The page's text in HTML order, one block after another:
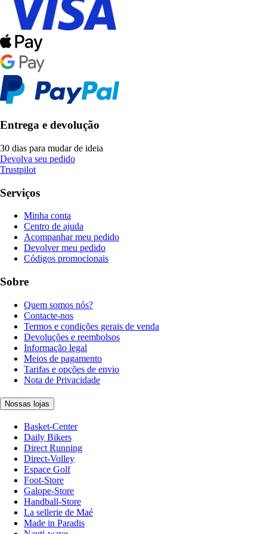
Entrega e devolução
30 dias para mudar de ideia
Devolva seu pedido
Trustpilot
Serviços
Minha conta
Centro de ajuda
Acompanhar meu pedido
Devolver meu pedido
Códigos promocionais
Sobre
Quem somos nós?
Contacte-nos
Termos e condições gerais de venda
Devoluções e reembolsos
Informação legal
Meios de pagamento
Tarifas e opções de envio
Nota de Privacidade
Nossas lojas
Basket-Center
Daily Bikers
Direct Running
Direct-Volley
Espace Golf
Foot-Store
Galope-Store
Handball-Store
La sellerie de Maé
Made in Paradis